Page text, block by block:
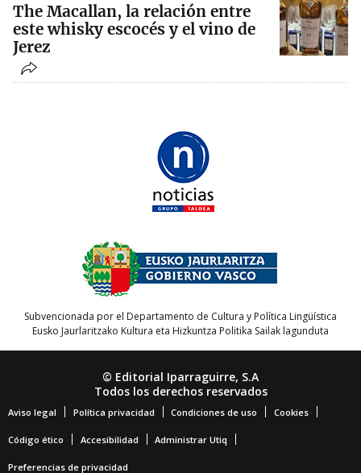
The Macallan, la relación entre
este whisky escocés y el vino de
Jerez
Subvencionada por el Departamento de Cultura y Política Lingüística
Eusko Jaurlaritzako Kultura eta Hizkuntza Politika Sailak lagunduta
© Editorial Iparraguirre, S.A
Todos los derechos reservados
Aviso legal Política privacidad Condiciones de uso Cookies
Código ético Accesibilidad Administrar Utiq
Preferencias de privacidad